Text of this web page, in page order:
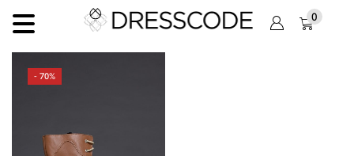
0
- 70%